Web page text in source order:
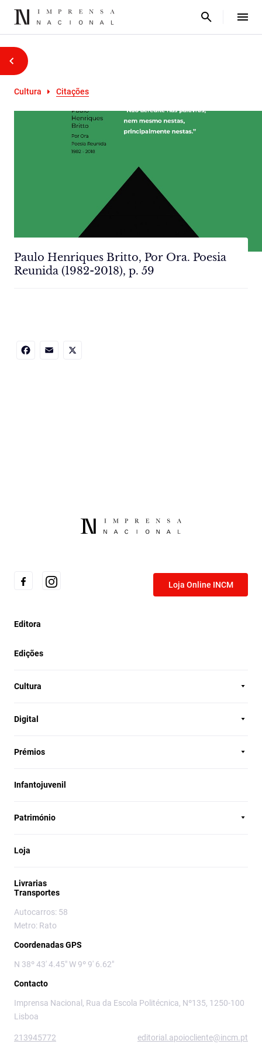
Cultura Citações
Paulo Henriques Britto, Por Ora. Poesia
Reunida (1982-2018), p. 59
Loja Online INCM
Editora
Edições
Cultura
Digital
Prémios
Infantojuvenil
Património
Loja
Livrarias
Transportes
Autocarros: 58
Metro: Rato
Coordenadas GPS
N 38º 43' 4.45" W 9º 9' 6.62"
Contacto
Imprensa Nacional, Rua da Escola Politécnica, Nº135, 1250-100
Lisboa
213945772 editorial.apoiocliente@incm.pt